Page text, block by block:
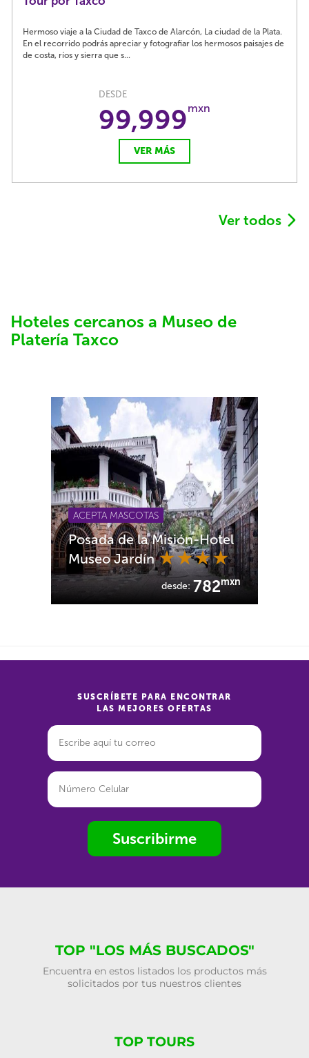
Hermoso viaje a la Ciudad de Taxco de Alarcón, La ciudad de la Plata.
En el recorrido podrás apreciar y fotografiar los hermosos paisajes de
de costa, ríos y sierra que s...
DESDE
99,999mxn
VER MÁS
Ver todos
Hoteles cercanos a Museo de
Platería Taxco
ACEPTA MASCOTAS
Posada de la Misión-Hotel
Museo Jardín
desde: 782mxn
SUSCRÍBETE PARA ENCONTRAR
LAS MEJORES OFERTAS
Suscribirme
TOP "LOS MÁS BUSCADOS"
Encuentra en estos listados los productos más
solicitados por tus nuestros clientes
TOP TOURS